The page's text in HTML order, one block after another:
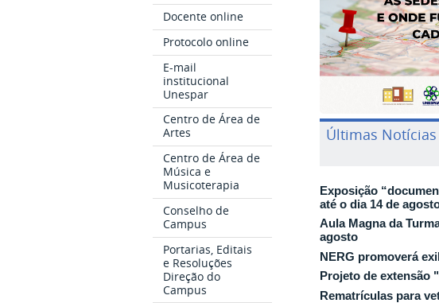
Docente online
Protocolo online
E-mail
institucional
Unespar
Centro de Área de
Artes
Centro de Área de
Música e
Musicoterapia
Conselho de
Campus
Portarias, Editais
e Resoluções
Direção do
Campus
Últimas Notícias
Exposição
até o dia 14 de
Aula Magna da
agosto
NERG promoverá
Projeto de extensão
Rematrículas para